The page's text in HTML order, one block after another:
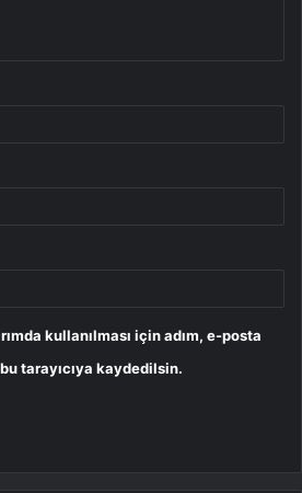
kullanılması için adım, e-posta
tarayıcıya kaydedilsin.